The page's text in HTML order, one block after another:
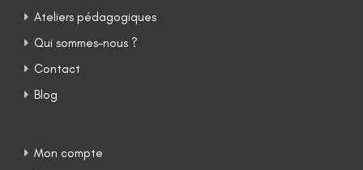
Ateliers pédagogiques
Qui sommes-nous ?
Contact
Blog
Mon compte